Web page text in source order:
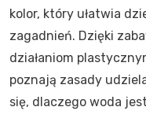
kolor, który ułatwia
zagadnień. Dzięki
działaniom
poznają zasady
się, dlaczego woda